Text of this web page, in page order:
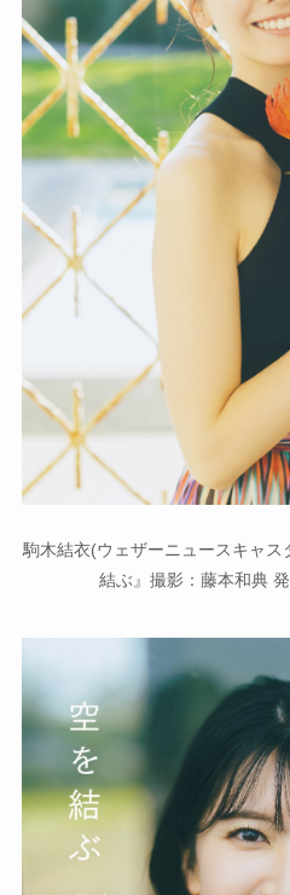
駒木結衣(ウェザーニュースキャ
結ぶ』撮影：藤本和典